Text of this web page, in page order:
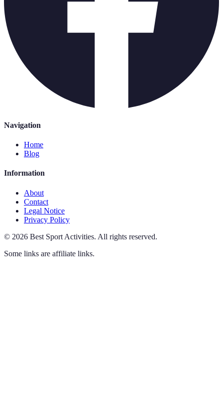
Navigation
Home
Blog
Information
About
Contact
Legal Notice
Privacy Policy
© 2026 Best Sport Activities. All rights reserved.
Some links are affiliate links.